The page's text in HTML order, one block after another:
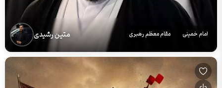
امام خمینی مقام معظم رهبری متین رشیدی